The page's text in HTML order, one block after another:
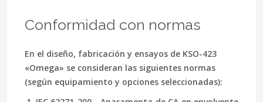
Conformidad con normas
En el diseño, fabricación y ensayos de KSO-423
«Omega» se consideran las siguientes normas
(según equipamiento y opciones seleccionadas):